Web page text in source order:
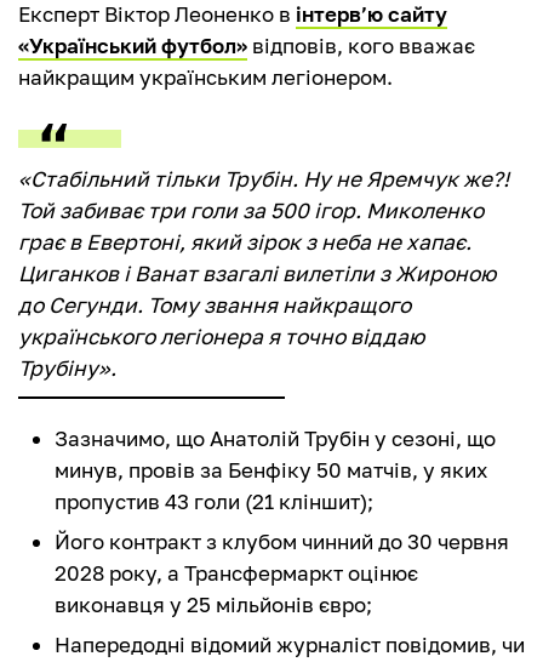
Експерт Віктор Леоненко в інтерв’ю сайту
«Український футбол» відповів, кого вважає
найкращим українським легіонером.
«Стабільний тільки Трубін. Ну не Яремчук же?!
Той забиває три голи за 500 ігор. Миколенко
грає в Евертоні, який зірок з неба не хапає.
Циганков і Ванат взагалі вилетіли з Жироною
до Сегунди. Тому звання найкращого
українського легіонера я точно віддаю
Трубіну».
Зазначимо, що Анатолій Трубін у сезоні, що
минув, провів за Бенфіку 50 матчів, у яких
пропустив 43 голи (21 кліншит);
Його контракт з клубом чинний до 30 червня
2028 року, а Трансфермаркт оцінює
виконавця у 25 мільйонів євро;
Напередодні відомий журналіст повідомив, чи